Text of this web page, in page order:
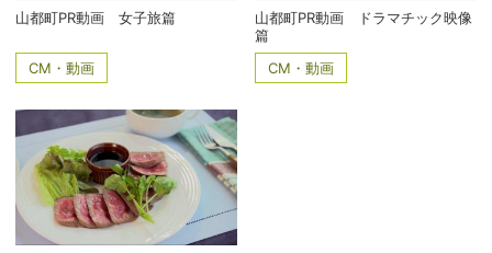
山都町PR動画 女子旅篇
CM・動画
山都町PR動画 ドラマチック映像
篇
CM・動画